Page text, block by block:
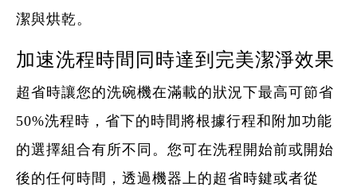
潔與烘乾。
加速洗程時間同時達到完美潔淨效果
超省時讓您的洗碗機在滿載的狀況下最高可節省
50%洗程時，省下的時間將根據行程和附加功能
的選擇組合有所不同。您可在洗程開始前或開始
後的任何時間，透過機器上的超省時鍵或者從